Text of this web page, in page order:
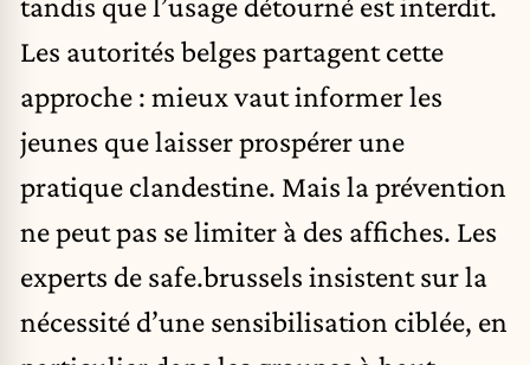
Les autorités belges partagent cette
approche : mieux vaut informer les
jeunes que laisser prospérer une
pratique clandestine. Mais la prévention
ne peut pas se limiter à des affiches. Les
experts de safe.brussels insistent sur la
nécessité d’une sensibilisation ciblée, en